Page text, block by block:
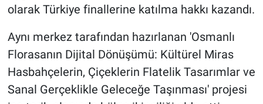
olarak Türkiye finallerine katılma hakkı kazandı.
Aynı merkez tarafından hazırlanan 'Osmanlı
Florasanın Dijital Dönüşümü: Kültürel Miras
Hasbahçelerin, Çiçeklerin Flatelik Tasarımlar ve
Sanal Gerçeklikle Geleceğe Taşınması' projesi